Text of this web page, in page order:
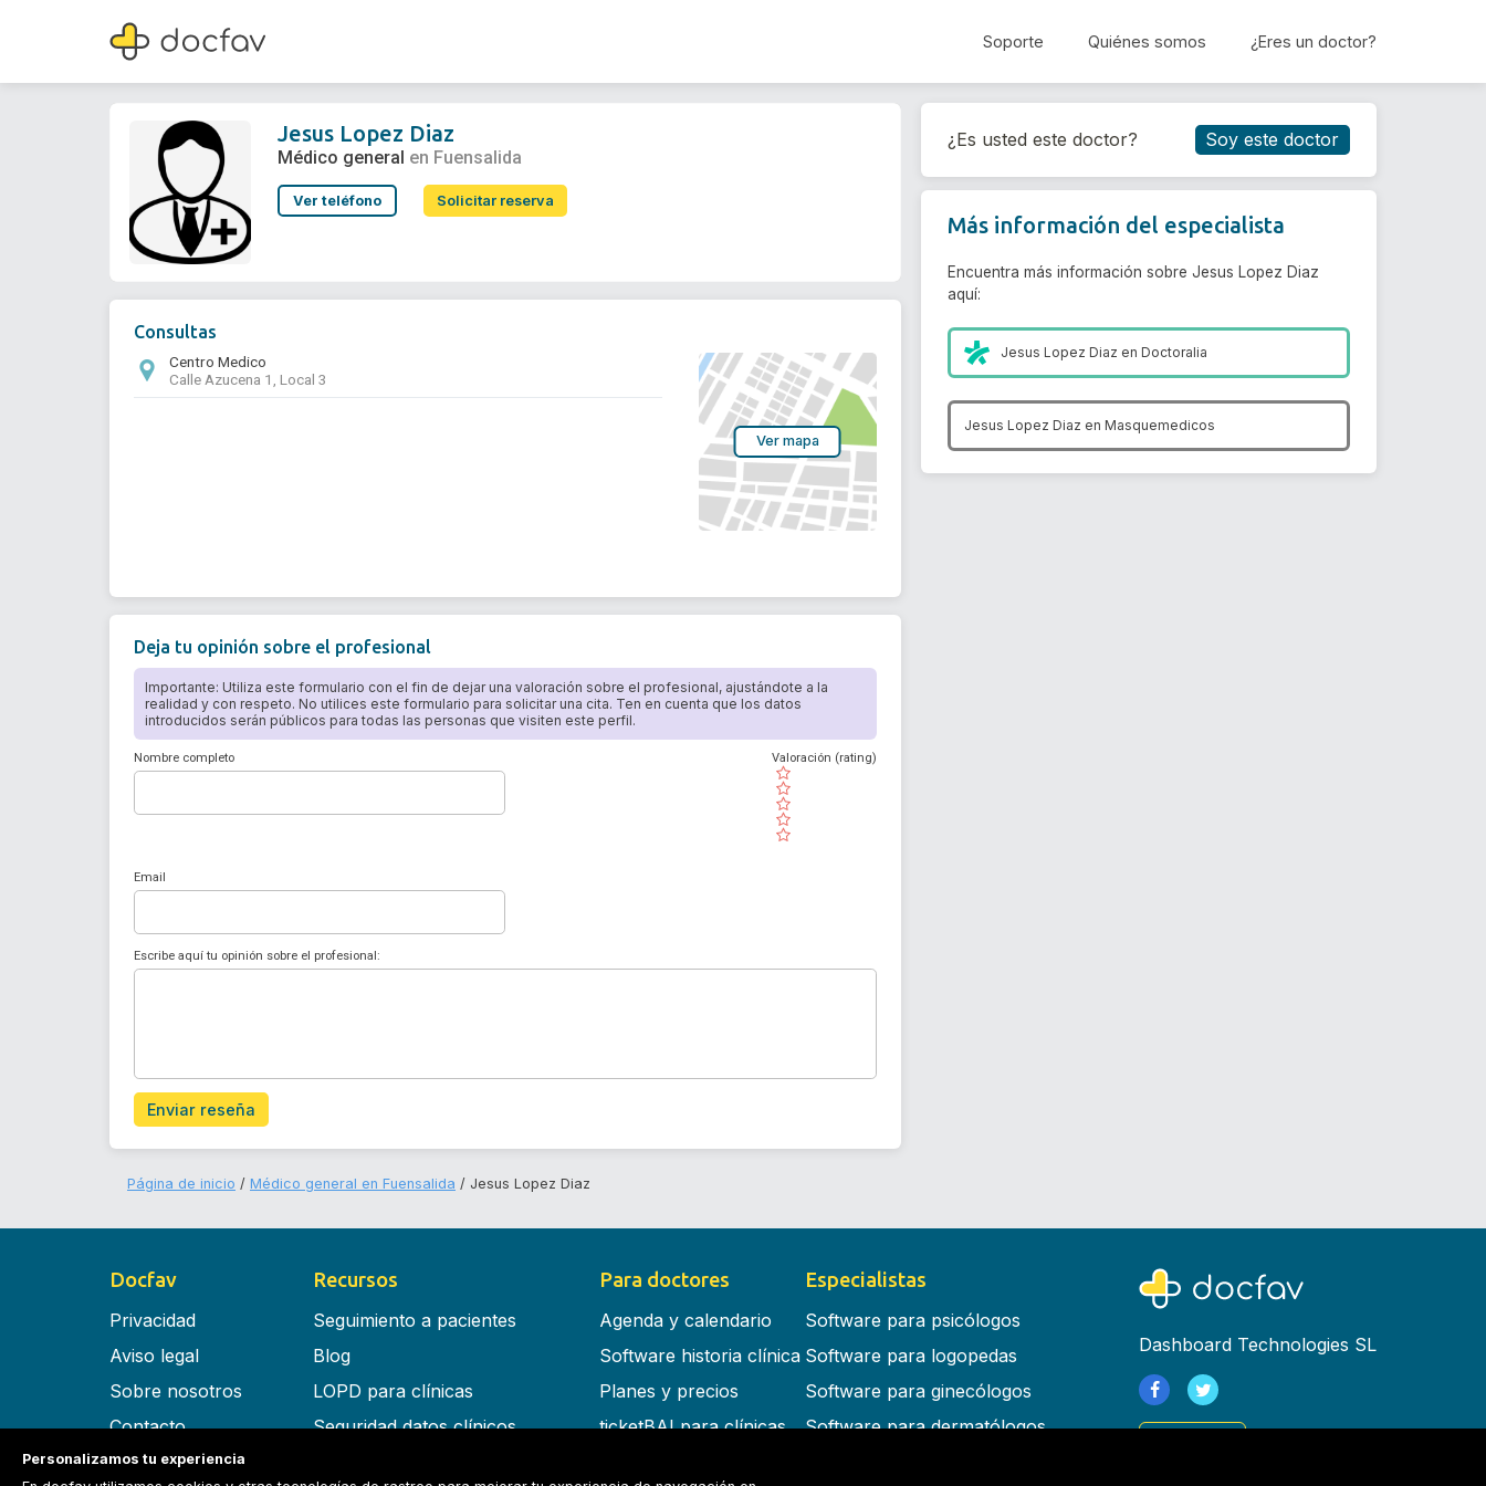
Soporte Quiénes somos ¿Eres un doctor?
Jesus Lopez Diaz
Médico general
Reservar cita
Jesus Lopez Diaz
Médico general en Fuensalida
Ver teléfono Solicitar reserva
Consultas
Centro Medico
Calle Azucena 1, Local 3
Ver mapa
Deja tu opinión sobre el profesional
Importante: Utiliza este formulario con el fin de dejar una valoración sobre el profesional, ajustándote a la
realidad y con respeto. No utilices este formulario para solicitar una cita. Ten en cuenta que los datos
introducidos serán públicos para todas las personas que visiten este perfil.
Nombre completo
( )
( )
( )
( )
( )
Valoración (rating)
Email
Escribe aquí tu opinión sobre el profesional:
Enviar reseña
¿Es usted este doctor? Soy este doctor
Más información del especialista
Encuentra más información sobre Jesus Lopez Diaz
aquí:
Jesus Lopez Diaz enDoctoralia
Jesus Lopez Diaz en Masquemedicos
Página de inicio Médico general en Fuensalida Jesus Lopez Diaz
Docfav
Privacidad
Aviso legal
Sobre nosotros
Contacto
Términos y condiciones
Recursos
Seguimiento a pacientes
Blog
LOPD para clínicas
Seguridad datos clínicos
Para doctores
Agenda y calendario
Software historia clínica
Planes y precios
ticketBAI para clínicas
Especialistas
Software para psicólogos
Software para logopedas
Software para ginecólogos
Software para dermatólogos
Dashboard Technologies SL
Personalizamos tu experiencia